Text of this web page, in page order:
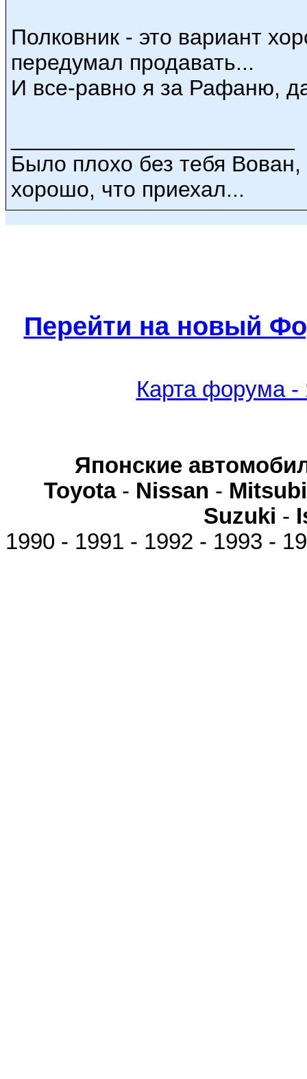
Полковник - это вариант
передумал продавать...
И все-равно я за Рафаню,
Было плохо без тебя Вован,
хорошо, что приехал...
Перейти на новый
Карта форума -
Японские
Toyota- Nissan -
Suzuki -
1990 - 1991 - 1992 - 1993 -